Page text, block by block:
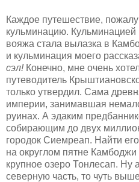
Каждое путешествие,
кульминацию. Кульминацией
вояжа стала вылазка в
и кульминация моего
сэл!Конечно, мне очень
путеводитель
только утвердил. Сама
империи, занимавшая
руинах. А эдаким
собирающим до двух
городок Сиемреап. Найти
на округлом пятне
крупное озеро Тонлесап. Ну
северную часть, то чуть